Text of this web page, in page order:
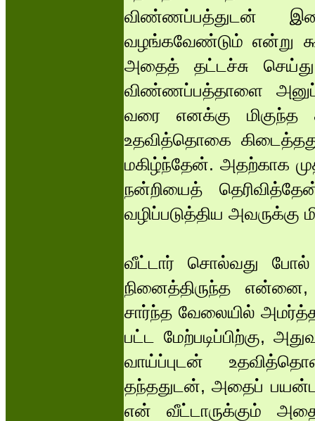
விண்ணப்பத்துடன்
வழங்கவேண்டும் என்று
அதைத் தட்டச்சு செய்து
விண்ணப்பத்தாளை
வரை எனக்கு மிகுந்த
உதவித்தொகை
மகிழ்ந்தேன். அதற்காக
நன்றியைத்
வழிப்படுத்திய அவருக்கு
வீட்டார் சொல்வது
நினைத்திருந்த என்னை,
சார்ந்த வேலையில்
பட்ட மேற்படிப்பிற்கு,
வாய்ப்புடன்
தந்ததுடன், அதைப்
என் வீட்டாருக்கும்